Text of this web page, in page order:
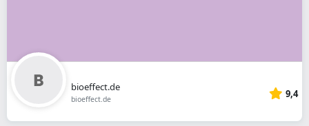
bioeffect.de
bioeffect.de 9,4